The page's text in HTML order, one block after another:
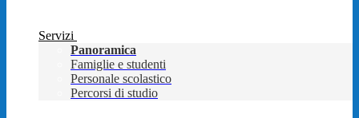
Servizi
Panoramica
Famiglie e studenti
Personale scolastico
Percorsi di studio